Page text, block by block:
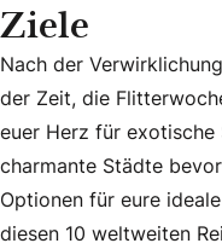
Ziele
Nach der
Nach der
der Zeit, die
euer Herz für
charmante Städte
Optionen für eure
diesen 10 weltweiten